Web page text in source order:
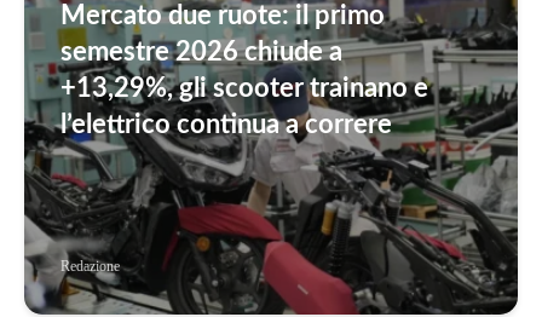
Mercato due ruote: il primo
semestre 2026 chiude a
+13,29%, gli scooter trainano e
l’elettrico continua a correre
Redazione